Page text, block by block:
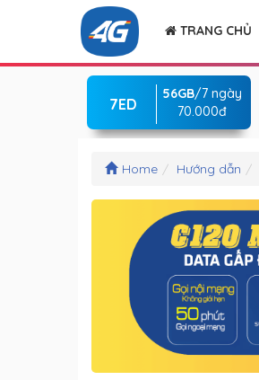
TRANG CHỦ
7ED
56GB/7 ngày
70.000đ
Home Hướng dẫn